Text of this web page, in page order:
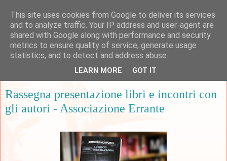
mercoledì 19 febbraio 2020
Rassegna presentazione libri e incontri con
gli autori - Associazione Errante
This site uses cookies from Google to deliver its services
and to analyze traffic. Your IP address and user-agent are
shared with Google along with performance and security
metrics to ensure quality of service, generate usage
statistics, and to detect and address abuse.
LEARN MORE GOT IT